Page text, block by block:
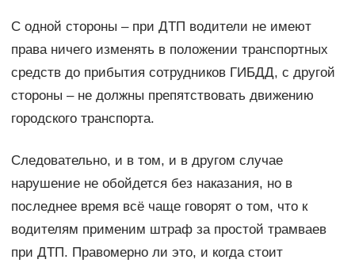
С одной стороны – при ДТП водители не имеют
права ничего изменять в положении транспортных
средств до прибытия сотрудников ГИБДД, с другой
стороны – не должны препятствовать движению
городского транспорта.
Следовательно, и в том, и в другом случае
нарушение не обойдется без наказания, но в
последнее время всё чаще говорят о том, что к
водителям применим штраф за простой трамваев
при ДТП. Правомерно ли это, и когда стоит